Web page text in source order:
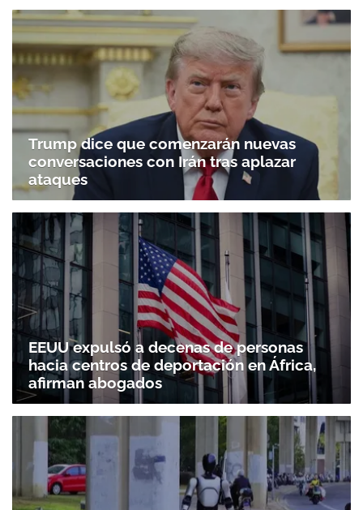
Trump dice que comenzarán nuevas
conversaciones con Irán tras aplazar
ataques
EEUU expulsó a decenas de personas
hacia centros de deportación en África,
afirman abogados